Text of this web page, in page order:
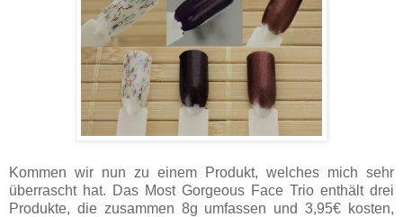
Kommen wir nun zu einem Produkt, welches mich sehr
überrascht hat. Das Most Gorgeous Face Trio enthält drei
Produkte, die zusammen 8g umfassen und 3,95€ kosten,